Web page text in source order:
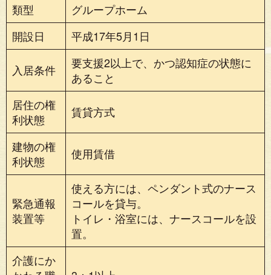
類型
グループホーム
開設日
平成17年5月1日
入居条件
要支援2以上で、かつ認知症の状態に
あること
居住の権
利状態
賃貸方式
建物の権
利状態
使用賃借
緊急通報
装置等
使える方には、ペンダント式のナース
コールを貸与。
トイレ・浴室には、ナースコールを設
置。
介護にか